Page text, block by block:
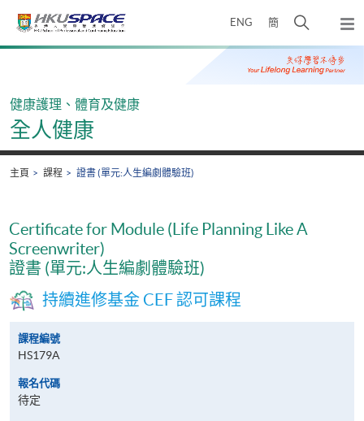
ENG 簡
開
搜
尋
彈
出
主
Main
健康護理、體育及健康
全人健康
主頁 課程 證書 (單元:人生編劇體驗班)
Certificate for Module (Life Planning Like A
Screenwriter)
證書 (單元:人生編劇體驗班)
持續進修基金 CEF 認可課程
課程編號
HS179A
報名代碼
待定